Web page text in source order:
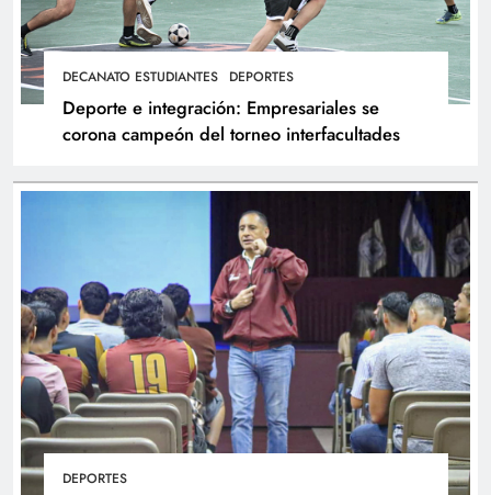
DECANATO ESTUDIANTES DEPORTES
Deporte e integración: Empresariales se
corona campeón del torneo interfacultades
DEPORTES